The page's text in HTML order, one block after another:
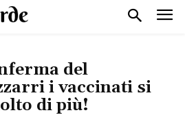
del
i vaccinati si
di più!